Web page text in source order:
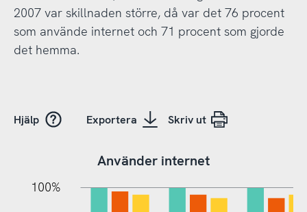
2007 var skillnaden större, då var det 76 procent
som använde internet och 71 procent som gjorde
det hemma.
Hjälp Exportera Skriv ut
Använder internet
100%